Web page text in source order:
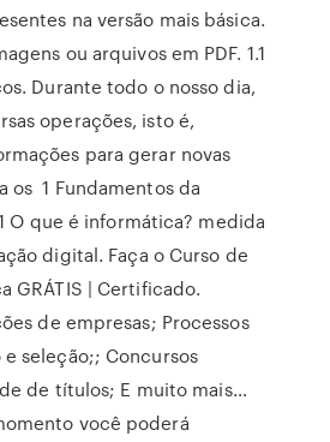
na versão mais básica.
ou arquivos em PDF. 1.1
Durante todo o nosso dia,
operações, isto é,
para gerar novas
os 1 Fundamentos da
O que é informática? medida
digital. Faça o Curso de
GRÁTIS | Certificado.
de empresas; Processos
seleção;; Concursos
de títulos; E muito mais…
você poderá